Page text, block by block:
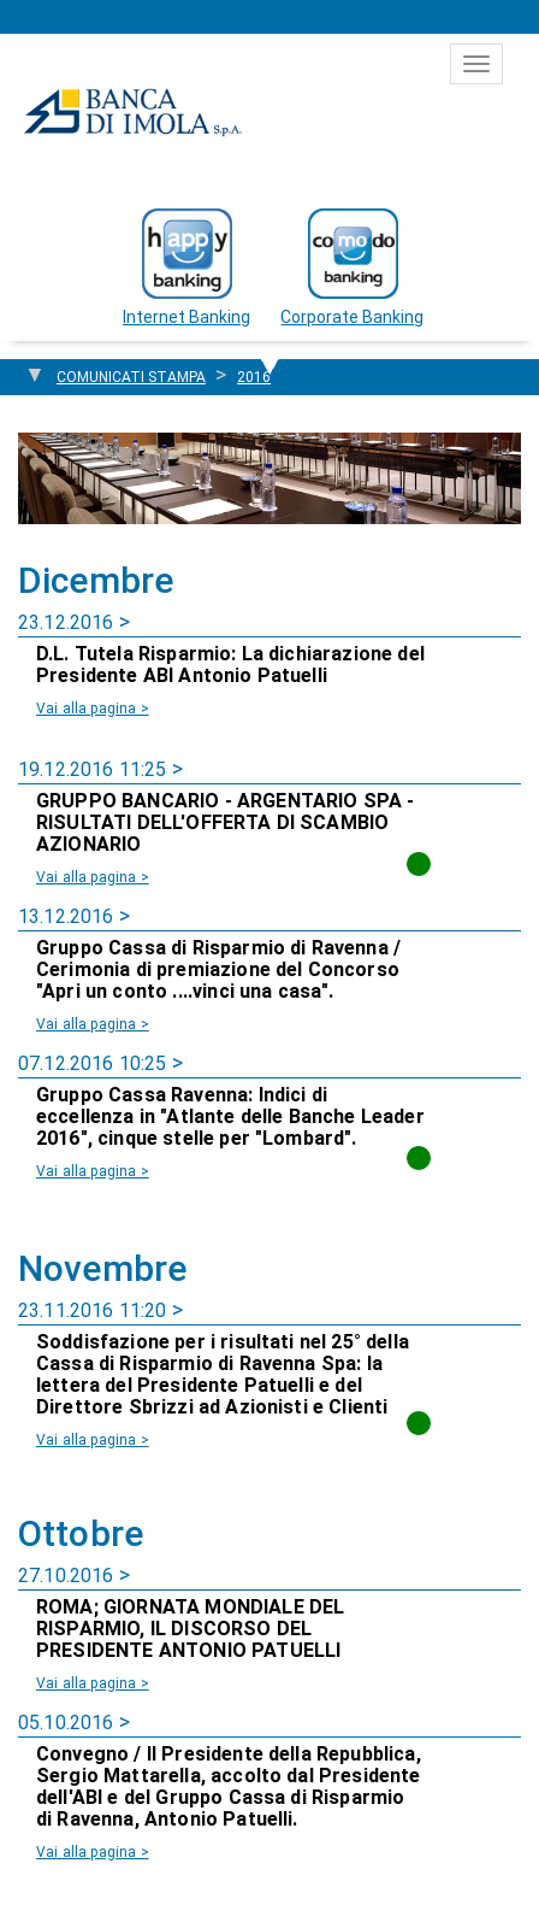
Toggle
Internet Banking Corporate Banking
COMUNICATI STAMPA 2016
Dicembre
23.12.2016
D.L. Tutela Risparmio: La dichiarazione del
Presidente ABI Antonio Patuelli
Vai alla pagina >
19.12.2016 11:25
GRUPPO BANCARIO - ARGENTARIO SPA -
RISULTATI DELL'OFFERTA DI SCAMBIO
AZIONARIO
Vai alla pagina >
13.12.2016
Gruppo Cassa di Risparmio di Ravenna /
Cerimonia di premiazione del Concorso
"Apri un conto ....vinci una casa".
Vai alla pagina >
07.12.2016 10:25
Gruppo Cassa Ravenna: Indici di
eccellenza in "Atlante delle Banche Leader
2016", cinque stelle per "Lombard".
Vai alla pagina >
Novembre
23.11.2016 11:20
Soddisfazione per i risultati nel 25° della
Cassa di Risparmio di Ravenna Spa: la
lettera del Presidente Patuelli e del
Direttore Sbrizzi ad Azionisti e Clienti
Vai alla pagina >
Ottobre
27.10.2016
ROMA; GIORNATA MONDIALE DEL
RISPARMIO, IL DISCORSO DEL
PRESIDENTE ANTONIO PATUELLI
Vai alla pagina >
05.10.2016
Convegno / Il Presidente della Repubblica,
Sergio Mattarella, accolto dal Presidente
dell'ABI e del Gruppo Cassa di Risparmio
di Ravenna, Antonio Patuelli.
Vai alla pagina >